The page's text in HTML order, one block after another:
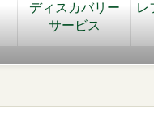
ディスカバリー
サービス
レ